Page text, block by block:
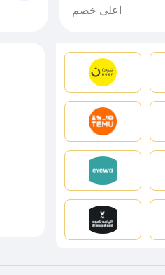
اعلى خصم